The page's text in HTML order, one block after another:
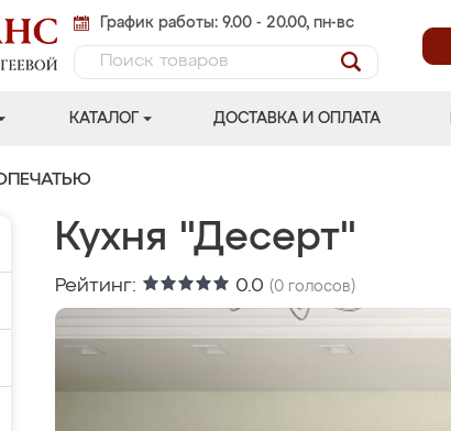
График работы: 9.00 - 20.00, пн-вс
КАТАЛОГ ДОСТАВКА И ОПЛАТА
Кухня "Десерт"
Рейтинг: 0.0 (0 голосов)